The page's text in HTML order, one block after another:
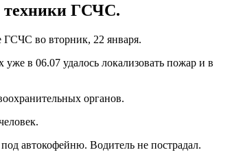
техники ГСЧС.
ГСЧС во вторник, 22 января.
в 06.07 удалось локализовать пожар и в
органов.
автокофейню. Водитель не пострадал.